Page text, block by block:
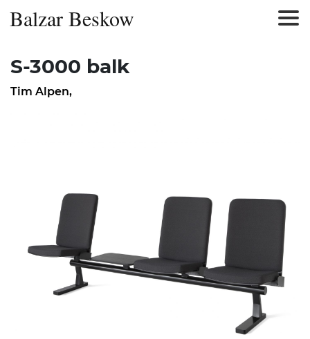
Balzar Beskow
S-3000 balk
Tim Alpen,